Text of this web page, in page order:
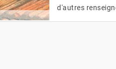
d'autres